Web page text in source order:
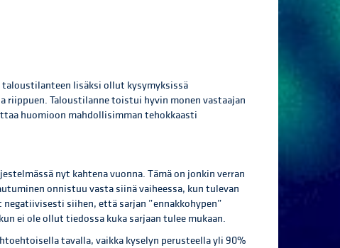
lisäksi ollut kysymyksissä
Taloustilanne toistui hyvin monen vastaajan
huomioon mahdollisimman tehokkaasti
nyt kahtena vuonna. Tämä on jonkin verran
onnistuu vasta siinä vaiheessa, kun tulevan
siihen, että sarjan ”ennakkohypen”
ei ole ollut tiedossa kuka sarjaan tulee mukaan.
tavalla, vaikka kyselyn perusteella yli 90%